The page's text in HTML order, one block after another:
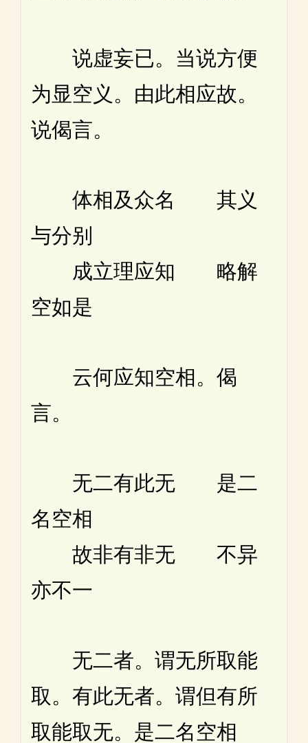
说虚妄已。当说方便
为显空义。由此相应故。
说偈言。
体相及众名 其义
与分别
成立理应知 略解
空如是
云何应知空相。偈
言。
无二有此无 是二
名空相
故非有非无 不异
亦不一
无二者。谓无所取能
取。有此无者。谓但有所
取能取无。是二名空相